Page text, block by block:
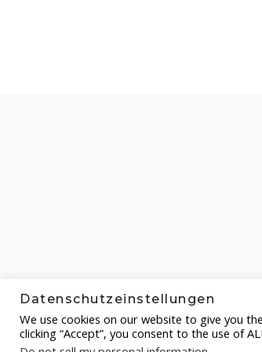
Datenschutzeinstellungen
We use cookies on our website to give you
clicking “Accept”, you consent to the use of